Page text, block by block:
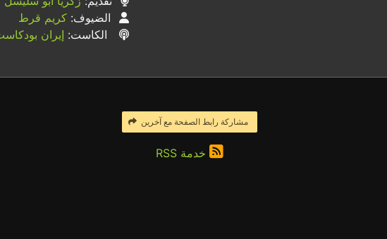
الضيوف: كريم قرط
الكاست: إيران
مشاركة رابط الصفحة مع آخرين
خدمة RSS